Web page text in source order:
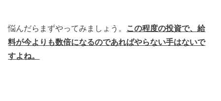
悩んだらまずやってみましょう。 この程度の投資で、給
料が今よりも数倍になるのであればやらない手はないで
すよね。